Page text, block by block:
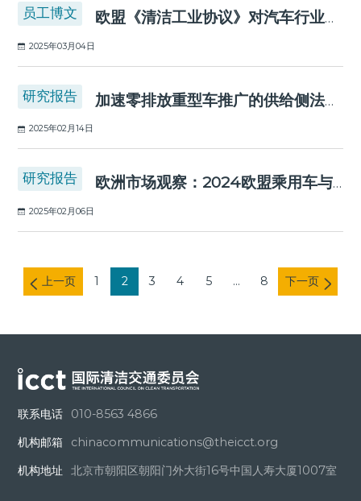
员工博文 欧盟《清洁工业协议》对汽车行业带来的变革与机遇
2025年03月04日
研究报告 加速零排放重型车推广的供给侧法规：主要政策案例研究
2025年02月14日
研究报告 欧洲市场观察：2024欧盟乘用车与厢式货车市场及零排放转型进展
2025年02月06日
上一页 1 2 3 4 5 ... 8 下一页
联系电话
010-8563 4866
机构邮箱
chinacommunications@theicct.org
机构地址
北京市朝阳区朝阳门外大街16号中国人寿大厦1007室